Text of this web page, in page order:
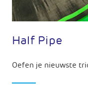
Half Pipe
Oefen je nieuwste